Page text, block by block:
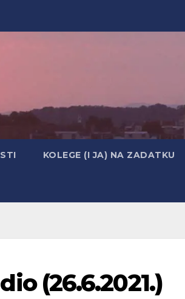
KOLEGE (I JA) NA ZADATKU
(26.6.2021.)